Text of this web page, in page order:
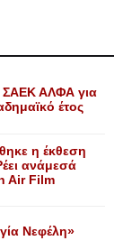
ΣΑΕΚ ΑΛΦΑ για
έτος
η έκθεση
ανάμεσά
Air Film
Nεφέλη»